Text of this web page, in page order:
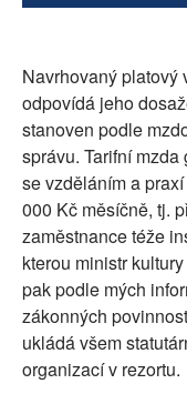
Navrhovaný platový
odpovídá jeho
stanoven podle
správu. Tarifní
se vzděláním a
000 Kč měsíčně, tj.
zaměstnance téže
kterou ministr
pak podle mých
zákonných
ukládá všem
organizací v rezortu.